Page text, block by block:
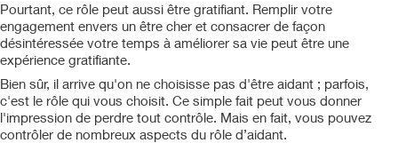
Pourtant, ce rôle peut aussi être gratifiant. Remplir votre
engagement envers un être cher et consacrer de façon
désintéressée votre temps à améliorer sa vie peut être une
expérience gratifiante.
Bien sûr, il arrive qu'on ne choisisse pas d'être aidant ; parfois,
c'est le rôle qui vous choisit. Ce simple fait peut vous donner
l'impression de perdre tout contrôle. Mais en fait, vous pouvez
contrôler de nombreux aspects du rôle d’aidant.